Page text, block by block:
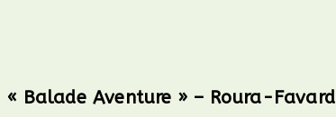
« Balade Aventure » – Roura-Favard